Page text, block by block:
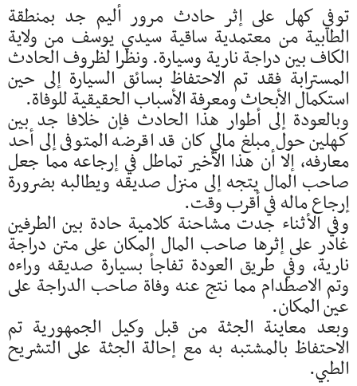
توفي كهل على إثر حادث مرور أليم جد بمنطقة
الطابية من معتمدية ساقية سيدي يوسف من ولاية
الكاف بين دراجة نارية وسيارة. ونظرا لظروف الحادث
المسترابة فقد تم الاحتفاظ بسائق السيارة إلى حين
استكمال الأبحاث ومعرفة الأسباب الحقيقية للوفاة.
وبالعودة إلى أطوار هذا الحادث فإن خلافا جد بين
كهلين حول مبلغ مالي كان قد اقرضه المتوفى إلى أحد
معارفه، إلا أن هذا الأخير تماطل في إرجاعه مما جعل
صاحب المال يتجه إلى منزل صديقه ويطالبه بضرورة
إرجاع ماله في أقرب وقت.
وفي الأثناء جدت مشاحنة كلامية حادة بين الطرفين
غادر على إثرها صاحب المال المكان على متن دراجة
نارية، وفي طريق العودة تفاجأ بسيارة صديقه وراءه
وتم الاصطدام مما نتج عنه وفاة صاحب الدراجة على
عين المكان.
وبعد معاينة الجثة من قبل وكيل الجمهورية تم
الاحتفاظ بالمشتبه به مع إحالة الجثة على التشريح
الطبي.